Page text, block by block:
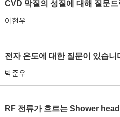
이현우
전자 온도에 대한 질문이 있습
박준우